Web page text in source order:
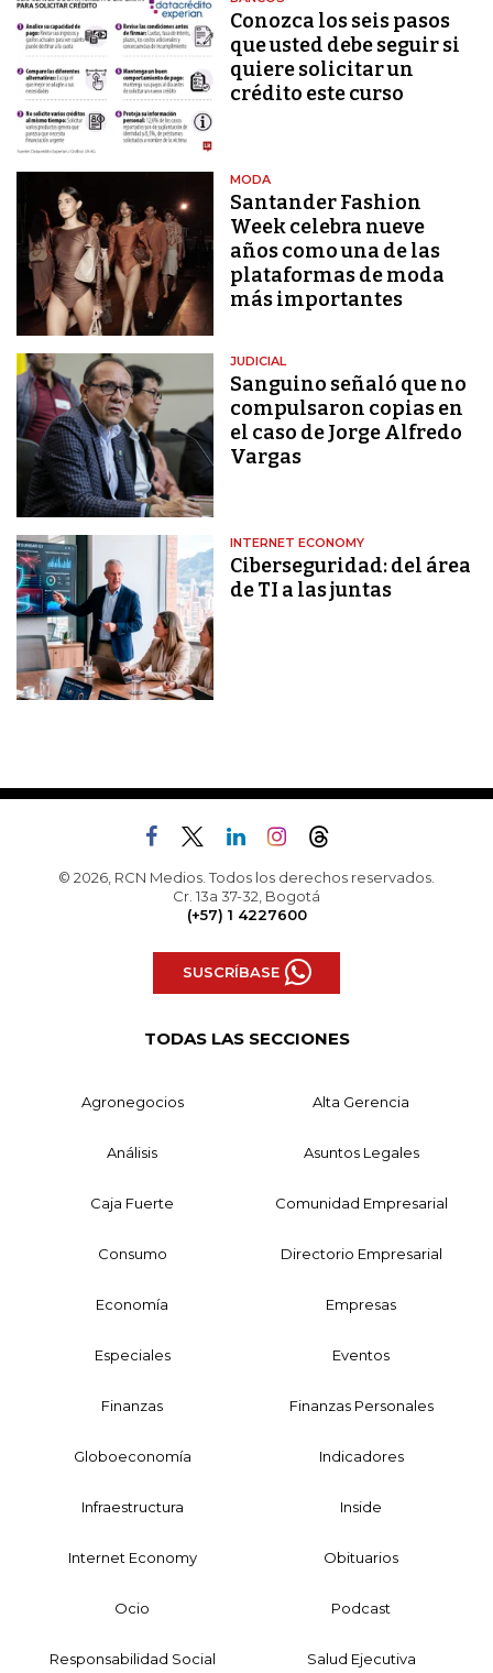
Conozca los seis pasos
que usted debe seguir si
quiere solicitar un
crédito este curso
MODA
Santander Fashion
Week celebra nueve
años como una de las
plataformas de moda
más importantes
JUDICIAL
Sanguino señaló que no
compulsaron copias en
el caso de Jorge Alfredo
Vargas
INTERNET ECONOMY
Ciberseguridad: del área
de TI a las juntas
© 2026, RCN Medios. Todos los derechos reservados.
Cr. 13a 37-32, Bogotá
(+57) 1 4227600
SUSCRÍBASE
TODAS LAS SECCIONES
Agronegocios Alta Gerencia
Análisis Asuntos Legales
Caja Fuerte Comunidad Empresarial
Consumo Directorio Empresarial
Economía Empresas
Especiales Eventos
Finanzas Finanzas Personales
Globoeconomía Indicadores
Infraestructura Inside
Internet Economy Obituarios
Ocio Podcast
Responsabilidad Social Salud Ejecutiva